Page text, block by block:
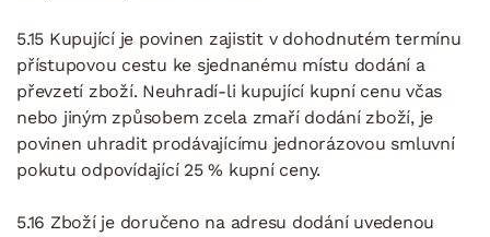
5.15 Kupující je povinen zajistit v dohodnutém termínu
přístupovou cestu ke sjednanému místu dodání a
převzetí zboží. Neuhradí-li kupující kupní cenu včas
nebo jiným způsobem zcela zmaří dodání zboží, je
povinen uhradit prodávajícímu jednorázovou smluvní
pokutu odpovídající 25 % kupní ceny.
5.16 Zboží je doručeno na adresu dodání uvedenou